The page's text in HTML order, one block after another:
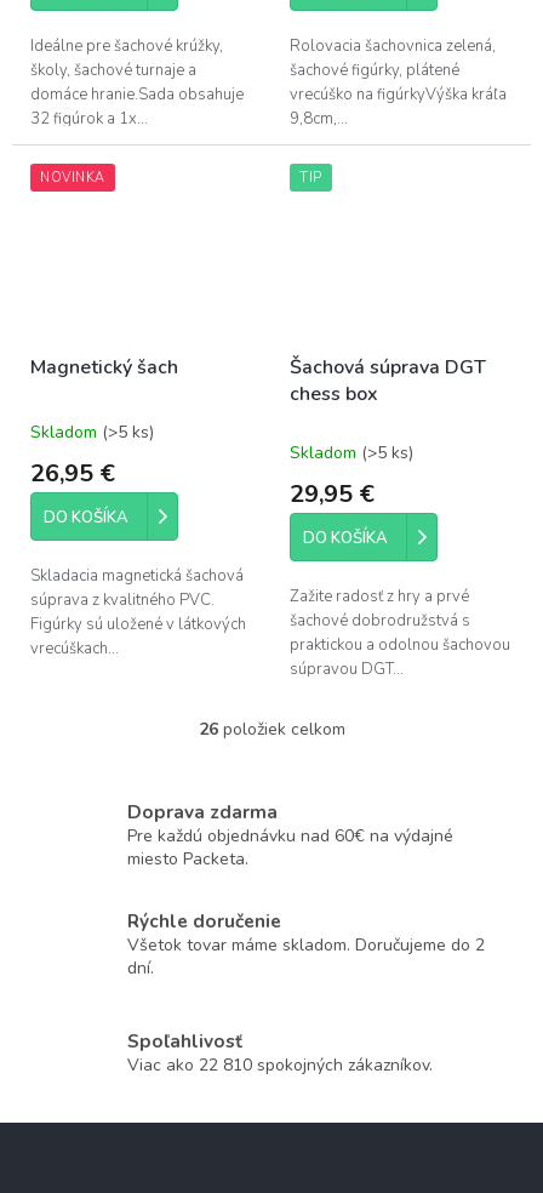
Ideálne pre šachové krúžky,
školy, šachové turnaje a
domáce hranie.Sada obsahuje
32 figúrok a 1x...
Rolovacia šachovnica zelená,
šachové figúrky, plátené
vrecúško na figúrkyVýška kráľa
9,8cm,...
NOVINKA
Magnetický šach
Priemerné
produktu
5,0
5
hviezdičiek.
Skladom (>5 ks)
26,95 €
DO KOŠÍKA
Skladacia magnetická šachová
súprava z kvalitného PVC.
Figúrky sú uložené v látkových
vrecúškach...
TIP
Šachová súprava DGT
chess box
Skladom (>5 ks)
29,95 €
DO KOŠÍKA
Zažite radosť z hry a prvé
šachové dobrodružstvá s
praktickou a odolnou šachovou
súpravou DGT...
O
á
d
e
p
v
i
26položiek celkom
Doprava zdarma
Pre každú objednávku nad 60€ na výdajné
miesto Packeta.
Rýchle doručenie
Všetok tovar máme skladom. Doručujeme do 2
dní.
Spoľahlivosť
Viac ako 22 810 spokojných zákazníkov.